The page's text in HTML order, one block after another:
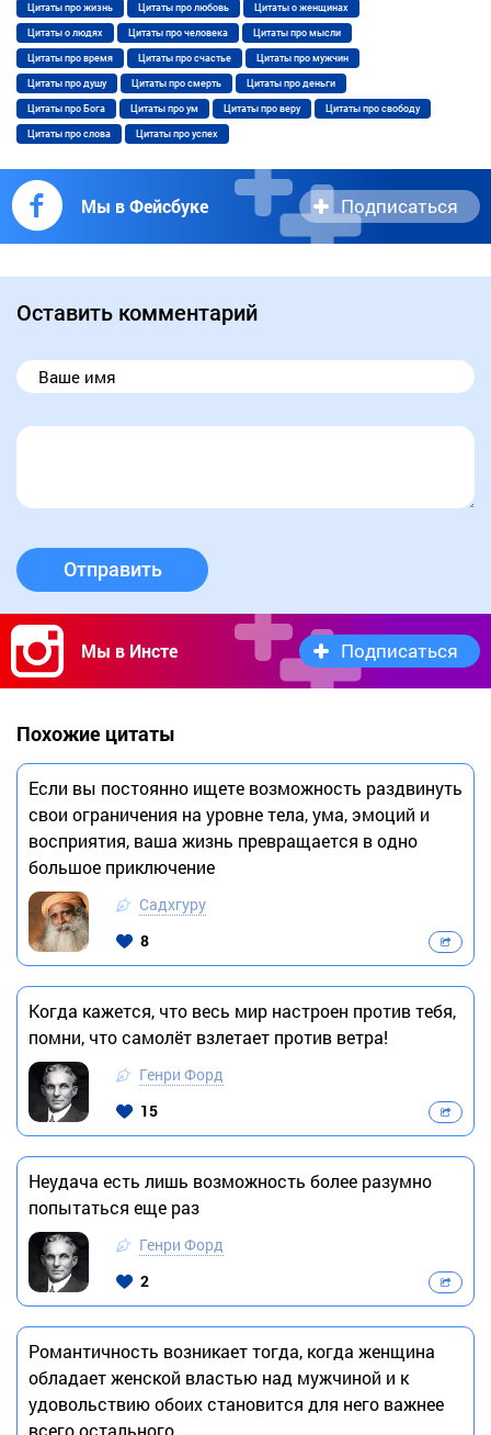
Цитаты про жизнь Цитаты про любовь Цитаты о женщинах
Цитаты о людях Цитаты про человека Цитаты про мысли
Цитаты про время Цитаты про счастье Цитаты про мужчин
Цитаты про душу Цитаты про смерть Цитаты про деньги
Цитаты про Бога Цитаты про ум Цитаты про веру Цитаты про свободу
Цитаты про слова Цитаты про успех
Мы в Фейсбуке Подписаться
Оставить комментарий
Отправить
Мы в Инсте Подписаться
Похожие цитаты
Если вы постоянно ищете возможность раздвинуть
свои ограничения на уровне тела, ума, эмоций и
восприятия, ваша жизнь превращается в одно
большое приключение
Садхгуру
8
Когда кажется, что весь мир настроен против тебя,
помни, что самолёт взлетает против ветра!
Генри Форд
15
Неудача есть лишь возможность более разумно
попытаться еще раз
Генри Форд
2
Романтичность возникает тогда, когда женщина
обладает женской властью над мужчиной и к
удовольствию обоих становится для него важнее
всего остального